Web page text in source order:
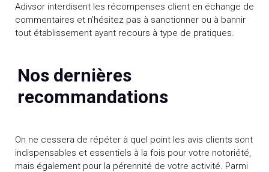
Adivsor interdisent les récompenses client en échange de
commentaires et n’hésitez pas à sanctionner ou à bannir
tout établissement ayant recours à type de pratiques.
Nos dernières
recommandations
On ne cessera de répéter à quel point les avis clients sont
indispensables et essentiels à la fois pour votre notoriété,
mais également pour la pérennité de votre activité. Parmi